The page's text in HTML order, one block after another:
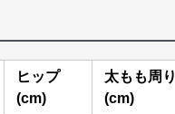
ヒップ
(cm)
太もも周り
(cm)